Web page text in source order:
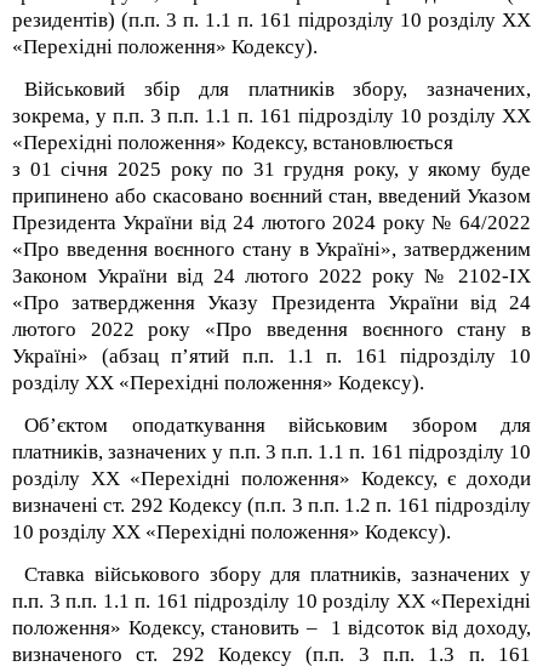
резидентів) (п.п. 3 п. 1.1 п. 161 підрозділу 10 розділу XX
«Перехідні положення» Кодексу).
Військовий збір для платників збору, зазначених,
зокрема, у п.п. 3 п.п. 1.1 п. 161 підрозділу 10 розділу XX
«Перехідні положення» Кодексу, встановлюється
з 01 січня 2025 року по 31 грудня року, у якому буде
припинено або скасовано воєнний стан, введений Указом
Президента України від 24 лютого 2024 року № 64/2022
«Про введення воєнного стану в Україні», затвердженим
Законом України від 24 лютого 2022 року № 2102-ІХ
«Про затвердження Указу Президента України від 24
лютого 2022 року «Про введення воєнного стану в
Україні» (абзац п’ятий п.п. 1.1 п. 161 підрозділу 10
розділу XX «Перехідні положення» Кодексу).
Об’єктом оподаткування військовим збором для
платників, зазначених у п.п. 3 п.п. 1.1 п. 161 підрозділу 10
розділу XX «Перехідні положення» Кодексу, є доходи
визначені ст. 292 Кодексу (п.п. 3 п.п. 1.2 п. 161 підрозділу
10 розділу XX «Перехідні положення» Кодексу).
Ставка військового збору для платників, зазначених у
п.п. 3 п.п. 1.1 п. 161 підрозділу 10 розділу XX «Перехідні
положення» Кодексу, становить – 1 відсоток від доходу,
визначеного ст. 292 Кодексу (п.п. 3 п.п. 1.3 п. 161